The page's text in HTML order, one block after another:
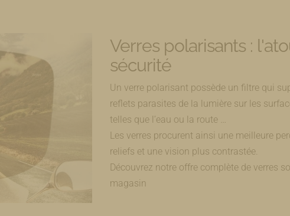
Verres polarisants :
sécurité
Un verre polarisant possède un filtre qui
reflets parasites de la lumière sur les
telles que l’eau ou la route …
Les verres procurent ainsi une meilleure
reliefs et une vision plus contrastée.
Découvrez notre offre complète de verres
magasin